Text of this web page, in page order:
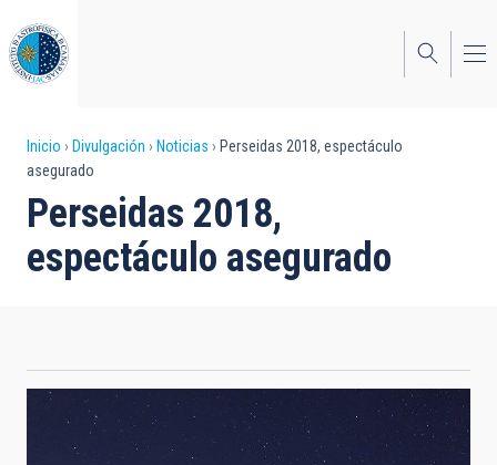
al
contenido
principal
Sobrescribir
enlaces
de
ayuda
navegación
Inicio Divulgación Noticias
Perseidas 2018, espectáculo
asegurado
Perseidas 2018,
espectáculo asegurado